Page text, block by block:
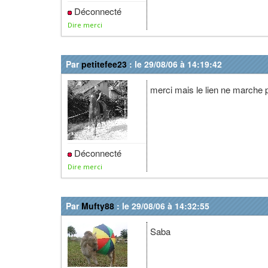
Déconnecté
Dire merci
Parpetitefee23 : le 29/08/06 à 14:19:42
Déconnecté
Dire merci
merci mais le lien ne marche
Par Mufty88 : le 29/08/06 à 14:32:55
Saba